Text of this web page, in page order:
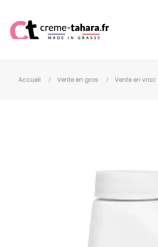
Accueil Vente en gros Vente en vrac